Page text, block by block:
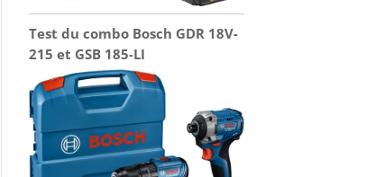
Test du combo Bosch GDR 18V-
215 et GSB 185-LI